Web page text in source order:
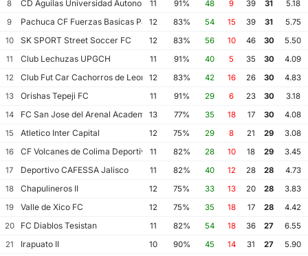
8
CD Aguilas Universidad Autonoma de Guerrero
11 91% 48 9 39 31
5.18
9
Pachuca CF Fuerzas Basicas Pachuca CF III
12 83% 54 15 39 31
5.75
10
SK SPORT Street Soccer FC 12 83% 56 10 46 30
5.50
11
Club Lechuzas UPGCH 11 91% 40 5 35 30
4.09
12
Club Fut Car Cachorros de Leon 12 83% 42 16 26 30
4.83
13
Orishas Tepeji FC 11 91% 29 6 23 30
3.18
14
FC San Jose del Arenal Academia America Leyendas
13 77% 35 18 17 30
4.08
15
Atletico Inter Capital 12 75% 29 8 21 29
3.08
16
CF Volcanes de Colima Deportivo Tala
11 82% 28 10 18 29
3.45
17
Deportivo CAFESSA Jalisco 11 82% 40 12 28 28
4.73
18
Chapulineros II 12 75% 33 13 20 28
3.83
19
Valle de Xico FC 12 75% 35 18 17 28
4.42
20
FC Diablos Tesistan 11 82% 54 18 36 27
6.55
21
Irapuato II 10 90% 45 14 31 27
5.90